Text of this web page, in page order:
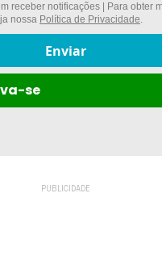
receber notificações | Para obter
nossa Política de Privacidade.
Enviar
se